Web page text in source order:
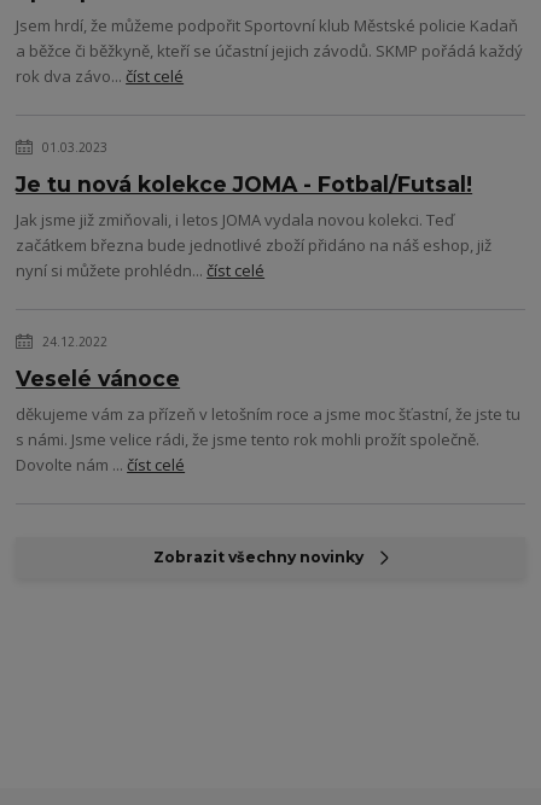
Jsem hrdí, že můžeme podpořit Sportovní klub Městské policie Kadaň
a běžce či běžkyně, kteří se účastní jejich závodů. SKMP pořádá každý
rok dva závo...číst celé
01.03.2023
Je tu nová kolekce JOMA - Fotbal/Futsal!
Jak jsme již zmiňovali, i letos JOMA vydala novou kolekci. Teď
začátkem března bude jednotlivé zboží přidáno na náš eshop, již
nyní si můžete prohlédn...číst celé
24.12.2022
Veselé vánoce
děkujeme vám za přízeň v letošním roce a jsme moc šťastní, že jste tu
s námi. Jsme velice rádi, že jsme tento rok mohli prožít společně.
Dovolte nám ...číst celé
Zobrazit všechny novinky